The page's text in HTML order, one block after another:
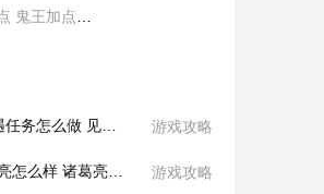
游戏攻略
游戏攻略